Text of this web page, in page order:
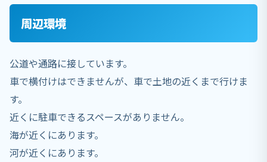
周辺環境
公道や通路に接しています。
車で横付けはできませんが、車で土地の近くまで行けま
す。
近くに駐車できるスペースがありません。
海が近くにあります。
河が近くにあります。